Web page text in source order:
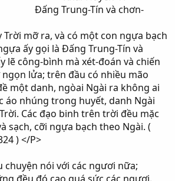
Tín và chơn-
Trời mỡ ra, và có một con ngựa bạch
ấy gọi là Đấng Trung-Tín và
lẽ công-bình mà xét-đoán và chiến
lửa; trên đầu có nhiều mão
một danh, ngòai Ngài ra không ai
áo nhúng trong huyết, danh Ngài
Các đạo binh trên trời đều mặc
sạch, cỡi ngựa bạch theo Ngài. (
) </P>
chuyện nói với các ngươi nữa;